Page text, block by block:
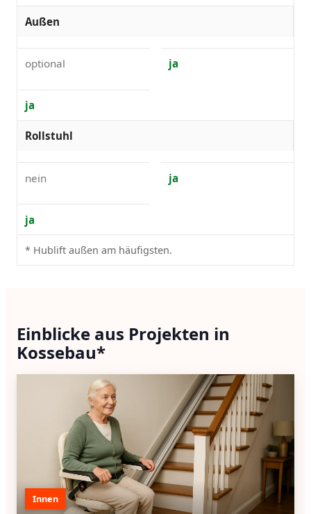
Außen
optional ja
ja
Rollstuhl
nein ja
ja
* Hublift außen am häufigsten.
Einblicke aus Projekten in
Kossebau*
Innen